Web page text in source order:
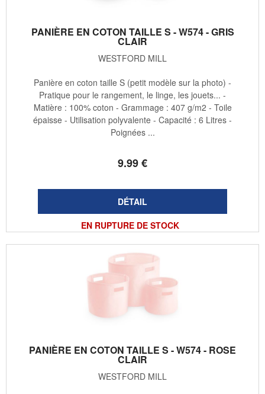
PANIÈRE EN COTON TAILLE S - W574 - GRIS
CLAIR
WESTFORD MILL
9.99€
EN RUPTURE DE STOCK
Panière en coton taille S (petit modèle sur la photo) -
Pratique pour le rangement, le linge, les jouets... -
Matière : 100% coton - Grammage : 407 g/m2 - Toile
épaisse - Utilisation polyvalente - Capacité : 6 Litres -
Poignées ...
PANIÈRE EN COTON TAILLE S - W574 - ROSE
CLAIR
WESTFORD MILL